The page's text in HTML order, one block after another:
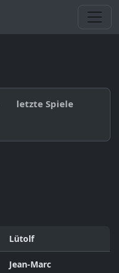
letzte Spiele
Lütolf
Jean-Marc